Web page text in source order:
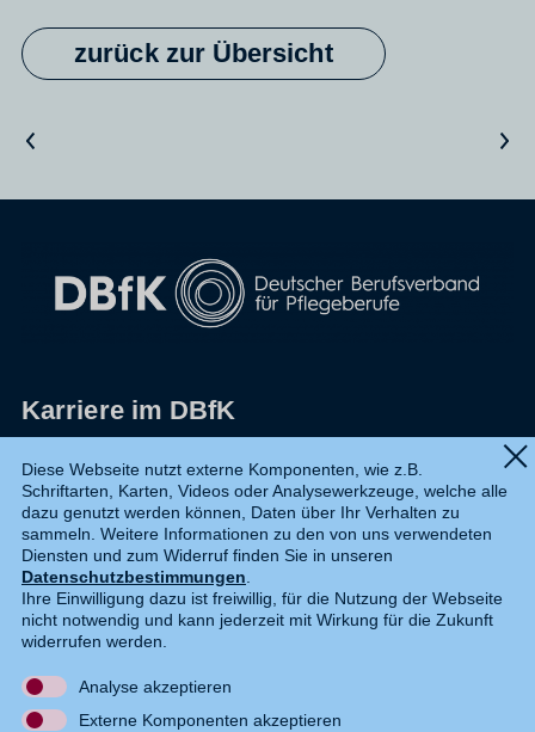
zurück zur Übersicht
Vorheriger Artikel Nächster Artikel
Karriere im DBfK
Datenschutz
Shop
Widerruf
Kontakt
DE EN
Diese Webseite nutzt externe Komponenten, wie z.B.
Schriftarten, Karten, Videos oder Analysewerkzeuge, welche alle
dazu genutzt werden können, Daten über Ihr Verhalten zu
sammeln. Weitere Informationen zu den von uns verwendeten
Diensten und zum Widerruf finden Sie in unseren
Datenschutzbestimmungen.
Ihre Einwilligung dazu ist freiwillig, für die Nutzung der Webseite
nicht notwendig und kann jederzeit mit Wirkung für die Zukunft
widerrufen werden.
Analyse akzeptieren
Externe Komponenten akzeptieren